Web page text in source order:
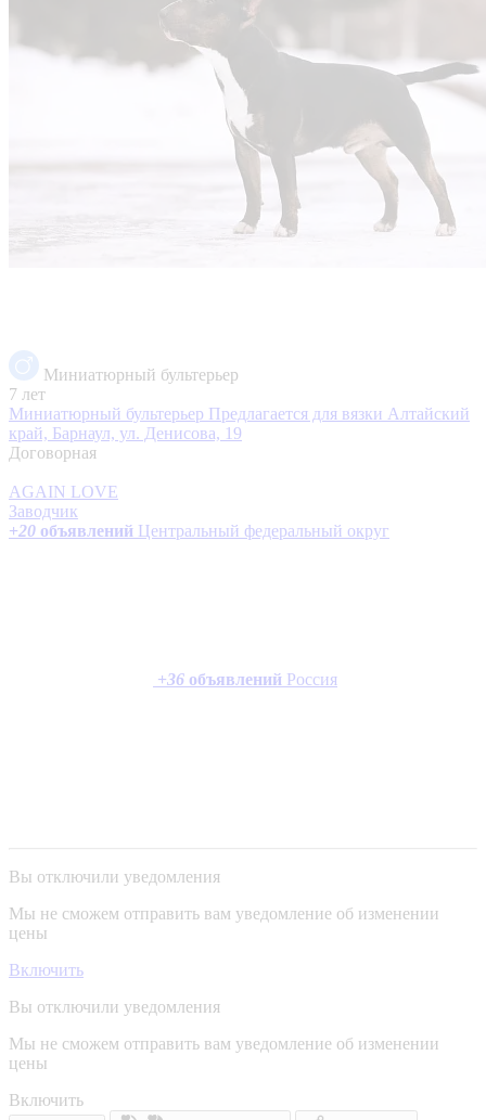
Миниатюрный бультерьер
7 лет
Миниатюрный бультерьер Предлагается для вязки Алтайский
край, Барнаул, ул. Денисова, 19
Договорная
AGAIN LOVE
Заводчик
+20 объявлений Центральный федеральный округ
+36 объявлений Россия
Вы отключили уведомления
Мы не сможем отправить вам уведомление об изменении
цены
Включить
Вы отключили уведомления
Мы не сможем отправить вам уведомление об изменении
цены
Включить